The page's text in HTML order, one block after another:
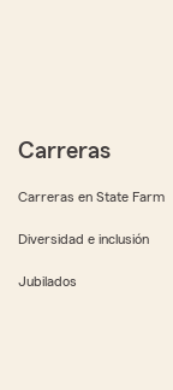
Carreras
Carreras en State Farm
Diversidad e inclusión
Jubilados